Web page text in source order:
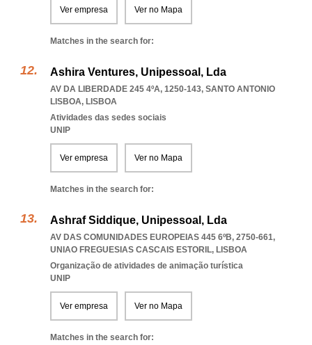
Ver empresa Ver no Mapa
Matches in the search for:
Ashira Ventures, Unipessoal, Lda
AV DA LIBERDADE 245 4ºA, 1250-143, SANTO ANTONIO
LISBOA, LISBOA
Atividades das sedes sociais
UNIP
Ver empresa Ver no Mapa
Matches in the search for:
Ashraf Siddique, Unipessoal, Lda
AV DAS COMUNIDADES EUROPEIAS 445 6ºB, 2750-661,
UNIAO FREGUESIAS CASCAIS ESTORIL, LISBOA
Organização de atividades de animação turística
UNIP
Ver empresa Ver no Mapa
Matches in the search for: